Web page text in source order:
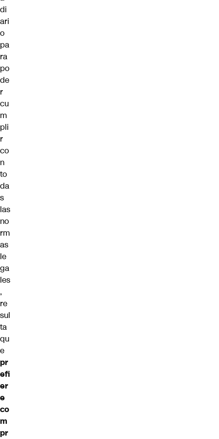
di
ari
o
pa
ra
po
de
r
cu
m
pli
r
co
n
to
da
s
las
no
rm
as
le
ga
les
,
re
sul
ta
qu
e
pr
efi
er
e
co
m
pr